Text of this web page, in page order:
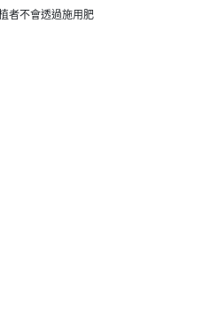
者不會透過施用肥